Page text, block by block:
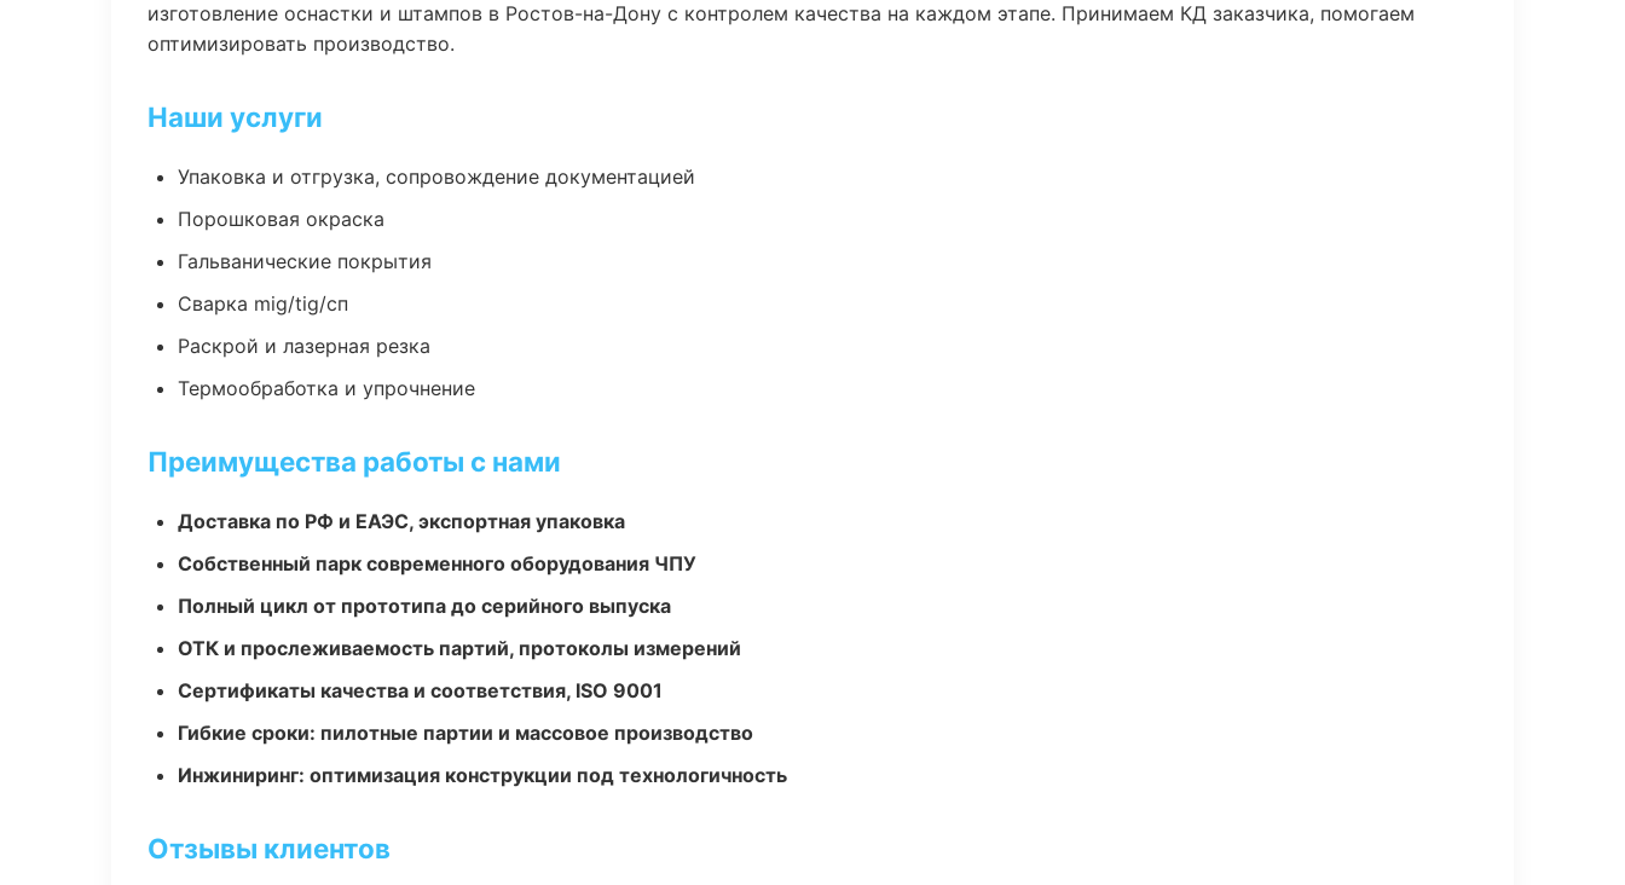
изготовление оснастки и штампов в Ростов-на-Дону с контролем качества на каждом этапе. Принимаем КД заказчика, помогаем
оптимизировать производство.
Наши услуги
Упаковка и отгрузка, сопровождение документацией
Порошковая окраска
Гальванические покрытия
Сварка mig/tig/сп
Раскрой и лазерная резка
Термообработка и упрочнение
Преимущества работы с нами
Доставка по РФ и ЕАЭС, экспортная упаковка
Собственный парк современного оборудования ЧПУ
Полный цикл от прототипа до серийного выпуска
ОТК и прослеживаемость партий, протоколы измерений
Сертификаты качества и соответствия, ISO 9001
Гибкие сроки: пилотные партии и массовое производство
Инжиниринг: оптимизация конструкции под технологичность
Отзывы клиентов